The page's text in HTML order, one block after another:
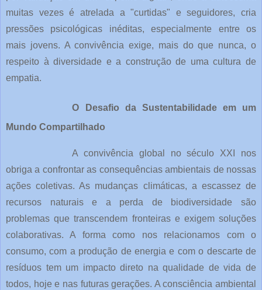
muitas vezes é atrelada a "curtidas" e seguidores, cria
pressões psicológicas inéditas, especialmente entre os
mais jovens. A convivência exige, mais do que nunca, o
respeito à diversidade e a construção de uma cultura de
empatia.
O Desafio da Sustentabilidade em um
Mundo Compartilhado
A convivência global no século XXI nos
obriga a confrontar as consequências ambientais de nossas
ações coletivas. As mudanças climáticas, a escassez de
recursos naturais e a perda de biodiversidade são
problemas que transcendem fronteiras e exigem soluções
colaborativas. A forma como nos relacionamos com o
consumo, com a produção de energia e com o descarte de
resíduos tem um impacto direto na qualidade de vida de
todos, hoje e nas futuras gerações. A consciência ambiental